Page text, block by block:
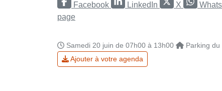
Facebook LinkedIn X
page
Samedi 20 juin de 07h00 à 13h00
Parking
Ajouter à votre agenda